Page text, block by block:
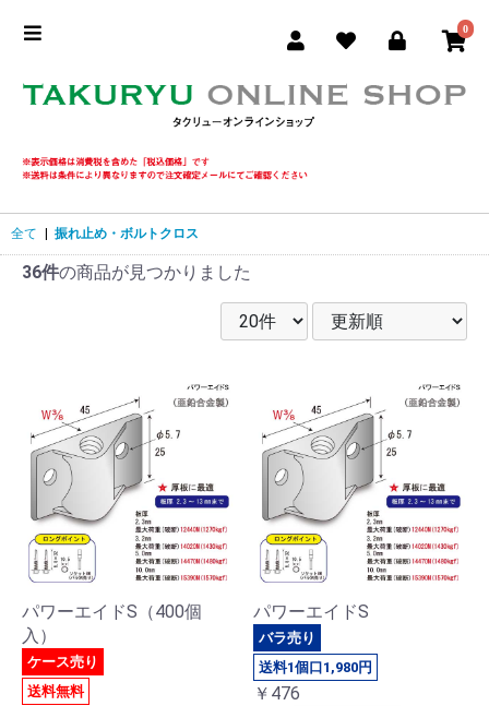
0
全て | 振れ止め・ボルトクロス
36件の商品が見つかりました
パワーエイドS（400個
入）
ケース売り
送料無料
パワーエイドS
バラ売り
送料1個口1,980円
￥476